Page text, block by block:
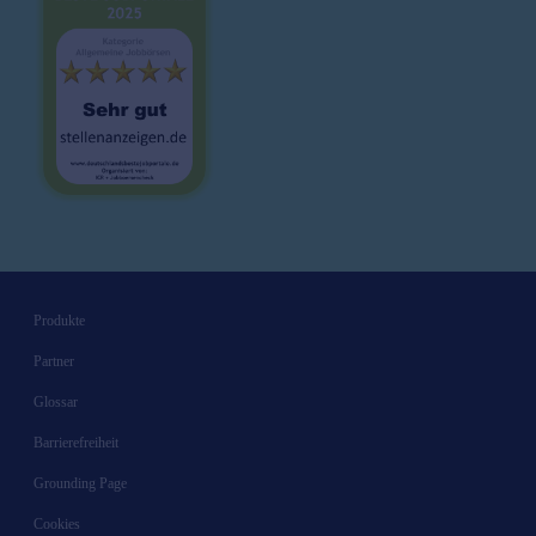
Würzburg Ø42000€/J.
Produkte
Partner
Glossar
Barrierefreiheit
Grounding Page
Cookies